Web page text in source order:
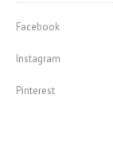
Facebook
Instagram
Pinterest